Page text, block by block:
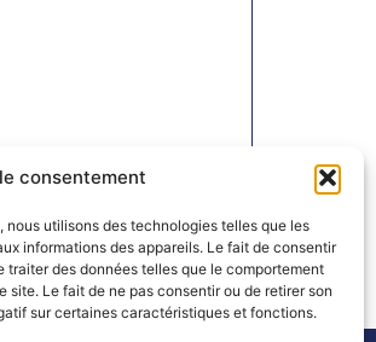
consentement
nous utilisons des technologies telles que les
informations des appareils. Le fait de consentir
des données telles que le comportement
site. Le fait de ne pas consentir ou de retirer son
sur certaines caractéristiques et fonctions.